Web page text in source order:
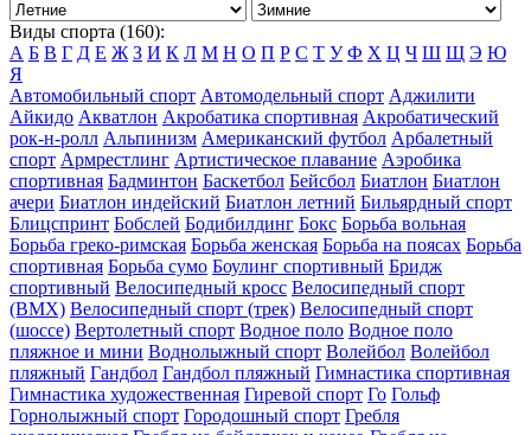
Виды спорта (160):
А Б В Г Д Е Ж З И К Л М Н О П Р С Т У Ф Х Ц Ч Ш Щ Э Ю
Я
Автомобильный спорт Автомодельный спорт Аджилити
Айкидо Акватлон Акробатика спортивная Акробатический
рок-н-ролл Альпинизм Американский футбол Арбалетный
спорт Армрестлинг Артистическое плавание Аэробика
спортивная Бадминтон Баскетбол Бейсбол Биатлон Биатлон
ачери Биатлон индейский Биатлон летний Бильярдный спорт
Блицспринт Бобслей Бодибилдинг Бокс Борьба вольная
Борьба греко-римская Борьба женская Борьба на поясах Борьба
спортивная Борьба сумо Боулинг спортивный Бридж
спортивный Велосипедный кросс Велосипедный спорт
(BMX) Велосипедный спорт (трек) Велосипедный спорт
(шоссе) Вертолетный спорт Водное поло Водное поло
пляжное и мини Воднолыжный спорт Волейбол Волейбол
пляжный Гандбол Гандбол пляжный Гимнастика спортивная
Гимнастика художественная Гиревой спорт Го Гольф
Горнолыжный спорт Городошный спорт Гребля